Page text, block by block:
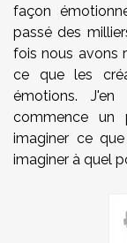
façon
passé des
fois nous avons
ce que les
émotions.
commence
imaginer ce
imaginer à quel